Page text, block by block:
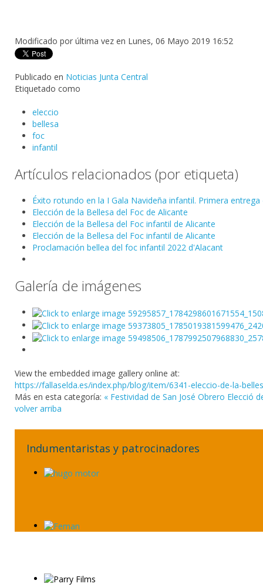
Modificado por última vez en Lunes, 06 Mayo 2019 16:52
Publicado en Noticias Junta Central
Etiquetado como
eleccio
bellesa
foc
infantil
Artículos relacionados (por etiqueta)
Éxito rotundo en la I Gala Navideña infantil. Primera
Elección de la Bellesa del Foc de Alicante
Elección de la Bellesa del Foc infantil de Alicante
Elección de la Bellesa del Foc infantil de Alicante
Proclamación bellea del foc infantil 2022 d'Alacant
Galería de imágenes
View the embedded image gallery online at:
https://fallaselda.es/index.php/blog/item/6341-eleccio-de-la-
Más en esta categoría: « Festividad de San José Obrero Elecció
volver arriba
Indumentaristas y patrocinadores